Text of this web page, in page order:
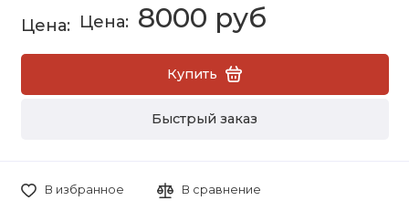
8000 руб
Купить
Быстрый заказ
В избранное В сравнение